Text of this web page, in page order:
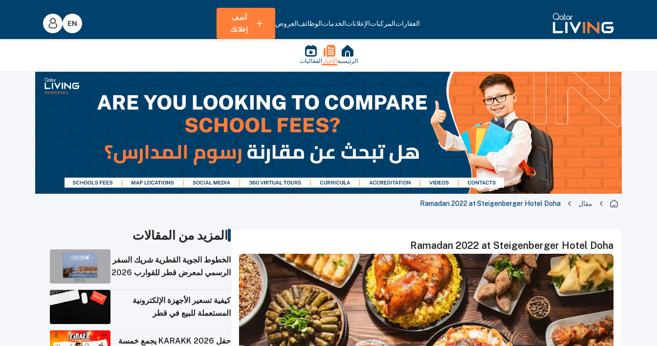
العقاراتالمركباتالإعلاناتالخدماتالوظائفالعروض
أضف
إعلانك
الرئيسية الأخبار الفعاليات
مقال Ramadan 2022 at Steigenberger Hotel Doha
Ramadan 2022 at Steigenberger Hotel Doha
المزيد من المقالات
الخطوط الجوية القطرية شريك السفر
الرسمي لمعرض قطر للقوارب 2026
كيفية تسعير الأجهزة الإلكترونية
المستعملة للبيع في قطر
حفل KARAKK 2026 يجمع خمسة